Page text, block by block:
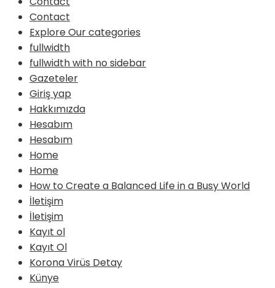
Contact
Explore Our categories
fullwidth
fullwidth with no sidebar
Gazeteler
Giriş yap
Hakkımızda
Hesabım
Hesabım
Home
Home
How to Create a Balanced Life in a Busy World
İletişim
İletişim
Kayıt ol
Kayıt Ol
Korona Virüs Detay
Künye